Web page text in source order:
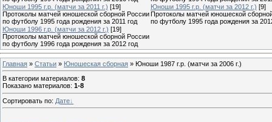
Юноши 1995 г.р. (матчи за 2011 г.) [19]
Протоколы матчей юношеской сборной России
по футболу 1995 года рождения за 2011 год
Юноши 1995 г.р. (матчи за 2012 г.) [9]
Протоколы матчей юношеской
по футболу 1995 года рождения за
Юноши 1996 г.р. (матчи за 2012 г.) [19]
Протоколы матчей юношеской сборной России
по футболу 1996 года рождения за 2012 год
Главная » Статьи » Юношеская cборная » Юноши 1987 г.р. (матчи за 2006 г.)
В категории материалов: 8
Показано материалов: 1-8
Сортировать по: Дате